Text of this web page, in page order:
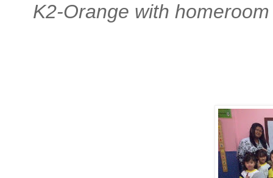
K2-Orange with